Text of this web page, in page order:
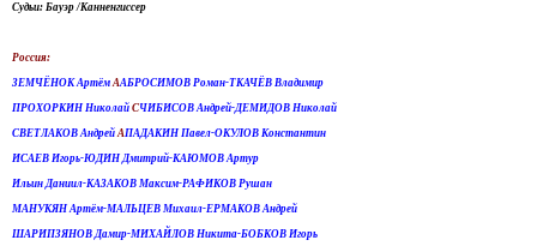
Судьи: Бауэр /Канненгиссер
Россия:
ЗЕМЧЁНОК АртёмААБРОСИМОВ Роман-ТКАЧЁВ Владимир
ПРОХОРКИН Николай СЧИБИСОВ Андрей-ДЕМИДОВ Николай
СВЕТЛАКОВ АндрейАПАДАКИН Павел-ОКУЛОВ Константин
ИСАЕВ Игорь-ЮДИН Дмитрий-КАЮМОВ Артур
Ильин Даниил-КАЗАКОВ Максим-РАФИКОВ Рушан
МАНУКЯН Артём-МАЛЬЦЕВ Михаил-ЕРМАКОВ Андрей
ШАРИПЗЯНОВ Дамир-МИХАЙЛОВ Никита-БОБКОВ Игорь